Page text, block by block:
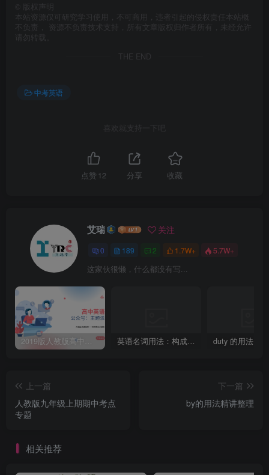
版权声明
本站资源仅可研究学习使用，不可商用，违者引起的侵权责任本站概
不负责， 资源不负责技术支持，所有文章版权归作者所有，未经允许
请勿转载。
THE END
中考英语
喜欢就支持一下吧
点赞 12 分享 收藏
艾瑞 关注
0 189 2 1.7W+ 5.7W+
这家伙很懒，什么都没有写...
2019版人教版高中英语必修一welcome unit 知识点总结 英语名词用法：构成-’s所有格的四种方法 duty 的用法
上一篇
人教版九年级上期期中考点
专题
下一篇
by的用法精讲整理
相关推荐